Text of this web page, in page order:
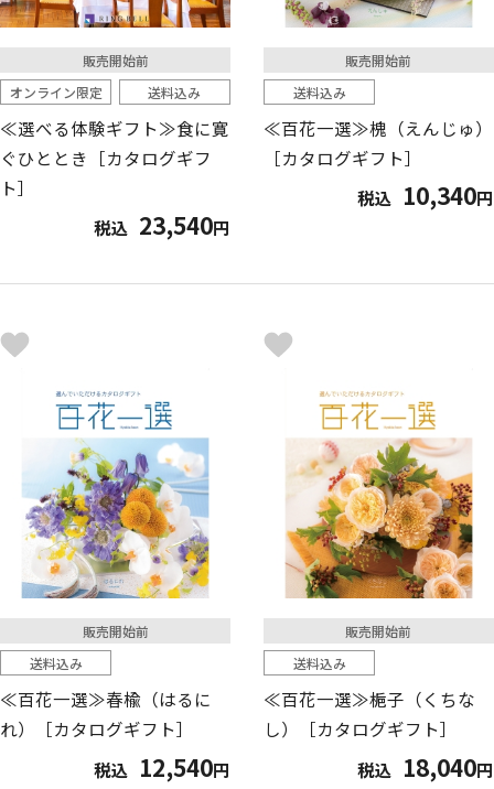
販売開始前
オンライン限定
送料込み
≪選べる体験ギフト≫食に寛
ぐひととき［カタログギフ
ト］
税込 23,540円
販売開始前
送料込み
≪百花一選≫槐（えんじゅ）
［カタログギフト］
税込 10,340円
販売開始前
送料込み
≪百花一選≫春楡（はるに
れ）［カタログギフト］
税込 12,540円
販売開始前
送料込み
≪百花一選≫梔子（くちな
し）［カタログギフト］
税込 18,040円